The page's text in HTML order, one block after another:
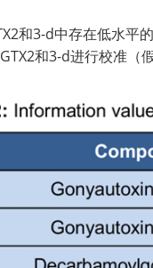
和3-d中存在低水
和3-d进行校准